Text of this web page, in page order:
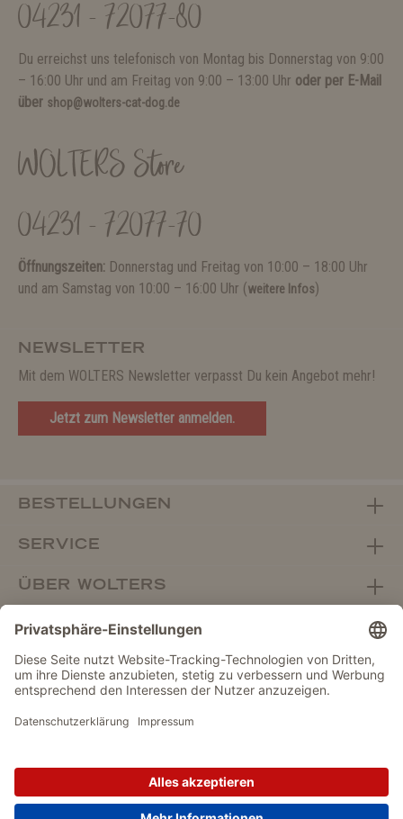
04231 - 72077-80
Du erreichst uns telefonisch von Montag bis Donnerstag von 9:00
– 16:00 Uhr und am Freitag von 9:00 – 13:00 Uhr oder per E-Mail
über shop@wolters-cat-dog.de
WOLTERS Store
04231 - 72077-70
Öffnungszeiten: Donnerstag und Freitag von 10:00 – 18:00 Uhr
und am Samstag von 10:00 – 16:00 Uhr (weitere Infos)
NEWSLETTER
Mit dem WOLTERS Newsletter verpasst Du kein Angebot mehr!
Jetzt zum Newsletter anmelden.
BESTELLUNGEN
SERVICE
ÜBER WOLTERS
FACHHANDEL
Vertrag widerrufen
IMPRESSUM